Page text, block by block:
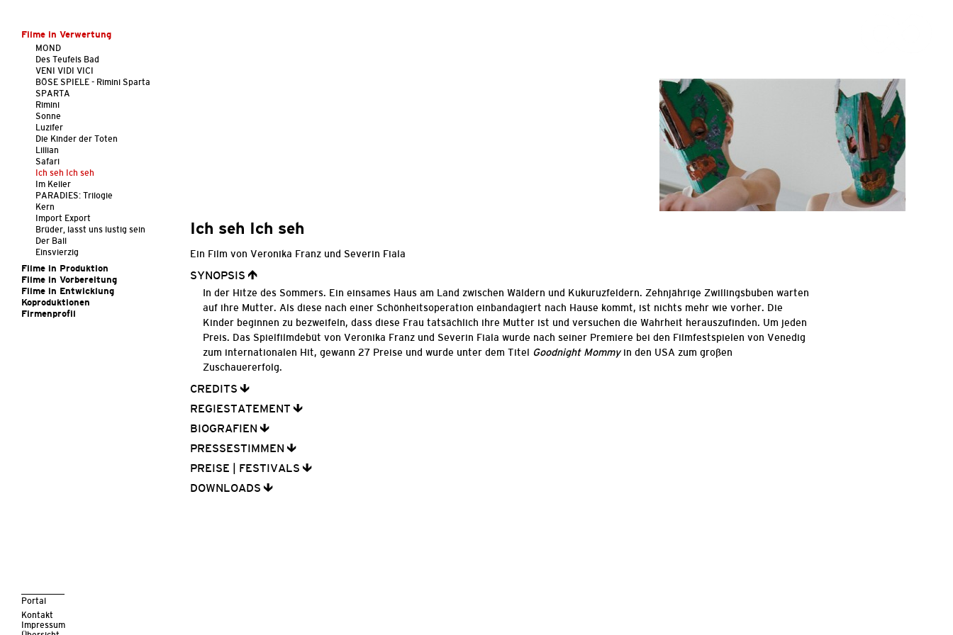
Ich seh Ich seh
Ein Film von Veronika Franz und Severin Fiala
SYNOPSIS
In der Hitze des Sommers. Ein einsames Haus am Land zwischen Wäldern und Kukuruzfeldern. Zehnjährige Zwillingsbuben warten
auf ihre Mutter. Als diese nach einer Schönheitsoperation einbandagiert nach Hause kommt, ist nichts mehr wie vorher. Die
Kinder beginnen zu bezweifeln, dass diese Frau tatsächlich ihre Mutter ist und versuchen die Wahrheit herauszufinden. Um jeden
Preis. Das Spielfilmdebüt von Veronika Franz und Severin Fiala wurde nach seiner Premiere bei den Filmfestspielen von Venedig
zum internationalen Hit, gewann 27 Preise und wurde unter dem Titel Goodnight Mommyin den USA zum großen
Zuschauererfolg.
CREDITS
REGIESTATEMENT
BIOGRAFIEN
PRESSESTIMMEN
PREISE | FESTIVALS
DOWNLOADS
Filme in Verwertung
MOND
Des Teufels Bad
VENI VIDI VICI
BÖSE SPIELE - Rimini Sparta
SPARTA
Rimini
Sonne
Luzifer
Die Kinder der Toten
Lillian
Safari
Ich seh Ich seh
Im Keller
PARADIES: Trilogie
Kern
Import Export
Brüder, lasst uns lustig sein
Der Ball
Einsvierzig
Filme in Produktion
Filme in Vorbereitung
Filme in Entwicklung
Koproduktionen
Firmenprofil
Portal
Kontakt
Impressum